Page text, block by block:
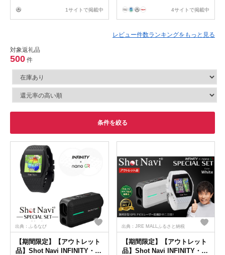
1サイトで掲載中
動量計 SHOTNAVI ShotNavi
谷市 双葉通信機
4サイトで掲載中
レビュー件数ランキングをもっと見る
対象返礼品
500 件
条件を絞る
出典：ふるなび
【期間限定】【アウトレット
品】Shot Navi INFINITY・
出典：JRE MALLふるさと納税
【期間限定】【アウトレット
品】Shot Navi INFINITY・